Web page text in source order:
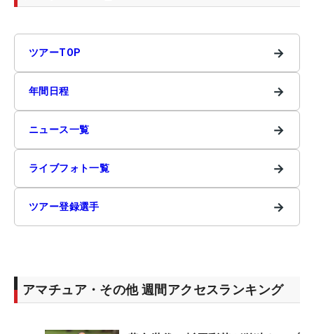
ツアーTOP →
年間日程 →
ニュース一覧 →
ライブフォト一覧 →
ツアー登録選手 →
アマチュア・その他 週間アクセスランキング